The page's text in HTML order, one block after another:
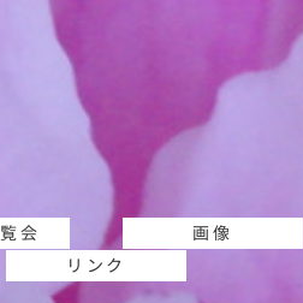
会 画像
リンク